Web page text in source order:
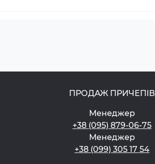
ПРОДАЖ ПРИЧЕПІВ
Менеджер
+38 (095) 879-06-75
Менеджер
+38 (099) 305 17 54